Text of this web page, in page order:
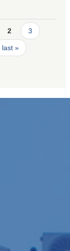
2 3
last »